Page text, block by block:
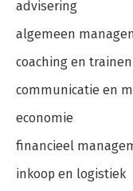
advisering
algemeen
coaching en trainen
communicatie en
economie
financieel
inkoop en logistiek